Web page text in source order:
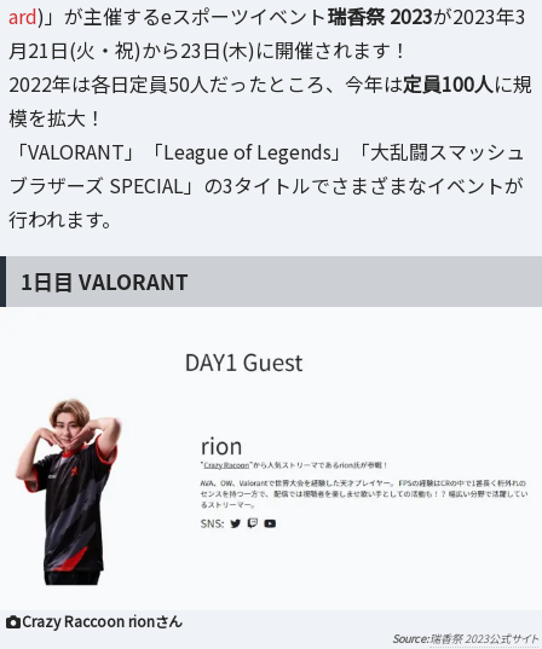
ard)」が主催するeスポーツイベント瑞香祭 2023が2023年3
月21日(火・祝)から23日(木)に開催されます！
2022年は各日定員50人だったところ、今年は定員100人に規
模を拡大！
「VALORANT」「League of Legends」「大乱闘スマッシュ
ブラザーズ SPECIAL」の3タイトルでさまざまなイベントが
行われます。
1日目 VALORANT
Crazy Raccoon rionさん
瑞香祭 2023公式サイト